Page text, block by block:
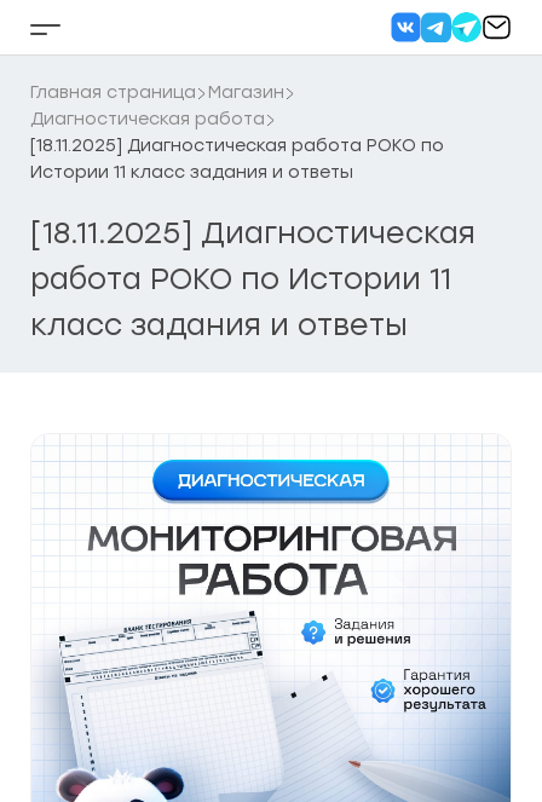
Кнопка
бокового
меню
Главная страница
Магазин
Диагностическая работа
[18.11.2025] Диагностическая работа РОКО по
Истории 11 класс задания и ответы
[18.11.2025] Диагностическая
работа РОКО по Истории 11
класс задания и ответы